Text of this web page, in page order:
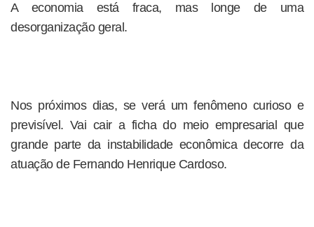
A economia está fraca, mas longe de uma
desorganização geral.
Nos próximos dias, se verá um fenômeno curioso e
previsível. Vai cair a ficha do meio empresarial que
grande parte da instabilidade econômica decorre da
atuação de Fernando Henrique Cardoso.